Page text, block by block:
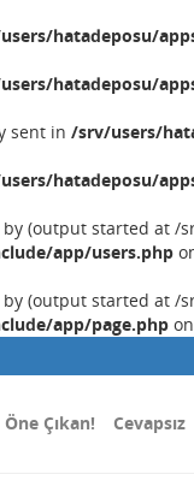
hatadeposu/
hatadeposu/
sent in /srv/users/
hatadeposu/
(output started at
app/users.php
(output started at
app/page.php
Öne Çıkan! Cevapsız